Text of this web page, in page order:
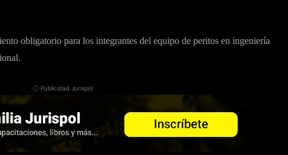
obligatorio para los integrantes del equipo de peritos en ingeniería
ⓘ Publicidad Jurispol